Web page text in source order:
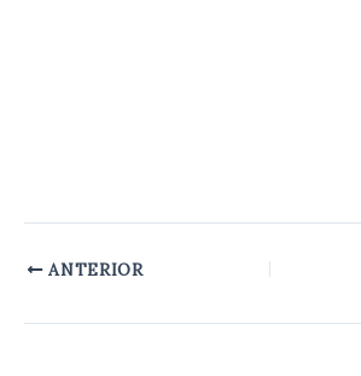
ANTERIOR